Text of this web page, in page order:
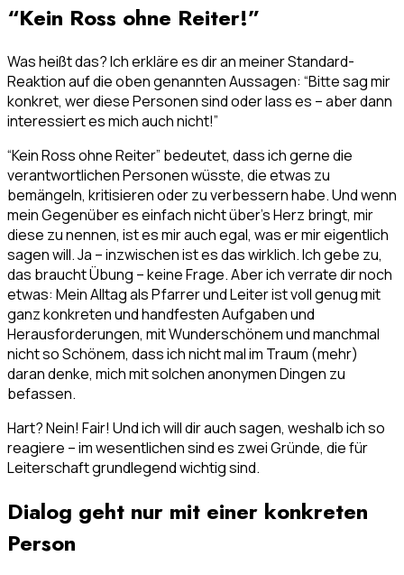
“Kein Ross ohne Reiter!”
Was heißt das? Ich erkläre es dir an meiner Standard-
Reaktion auf die oben genannten Aussagen: “Bitte sag mir
konkret, wer diese Personen sind oder lass es – aber dann
interessiert es mich auch nicht!”
“Kein Ross ohne Reiter” bedeutet, dass ich gerne die
verantwortlichen Personen wüsste, die etwas zu
bemängeln, kritisieren oder zu verbessern habe. Und wenn
mein Gegenüber es einfach nicht über’s Herz bringt, mir
diese zu nennen, ist es mir auch egal, was er mir eigentlich
sagen will. Ja – inzwischen ist es das wirklich. Ich gebe zu,
das braucht Übung – keine Frage. Aber ich verrate dir noch
etwas: Mein Alltag als Pfarrer und Leiter ist voll genug mit
ganz konkreten und handfesten Aufgaben und
Herausforderungen, mit Wunderschönem und manchmal
nicht so Schönem, dass ich nicht mal im Traum (mehr)
daran denke, mich mit solchen anonymen Dingen zu
befassen.
Hart? Nein! Fair! Und ich will dir auch sagen, weshalb ich so
reagiere – im wesentlichen sind es zwei Gründe, die für
Leiterschaft grundlegend wichtig sind.
Dialog geht nur mit einer konkreten
Person